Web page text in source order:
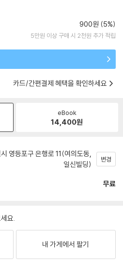
900원 (5%)
5만원 이상 구매 시 2천원 추가 적립
카드/간편결제 혜택을 확인하세요
eBook
14,400원
영등포구 은행로 11(여의도동,
일신빌딩)
변경
무료
요.
내 가게에서 팔기